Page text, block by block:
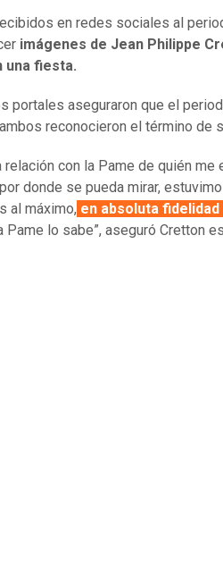
en redes sociales al
imágenes de Jean Philippe
una fiesta.
portales aseguraron que el
reconocieron el término de
relación con la Pame de quién me
donde se pueda mirar,
al máximo, en absoluta
Pame lo sabe”, aseguró Cretton